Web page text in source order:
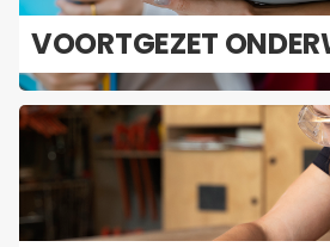
VOORT­GE­ZET